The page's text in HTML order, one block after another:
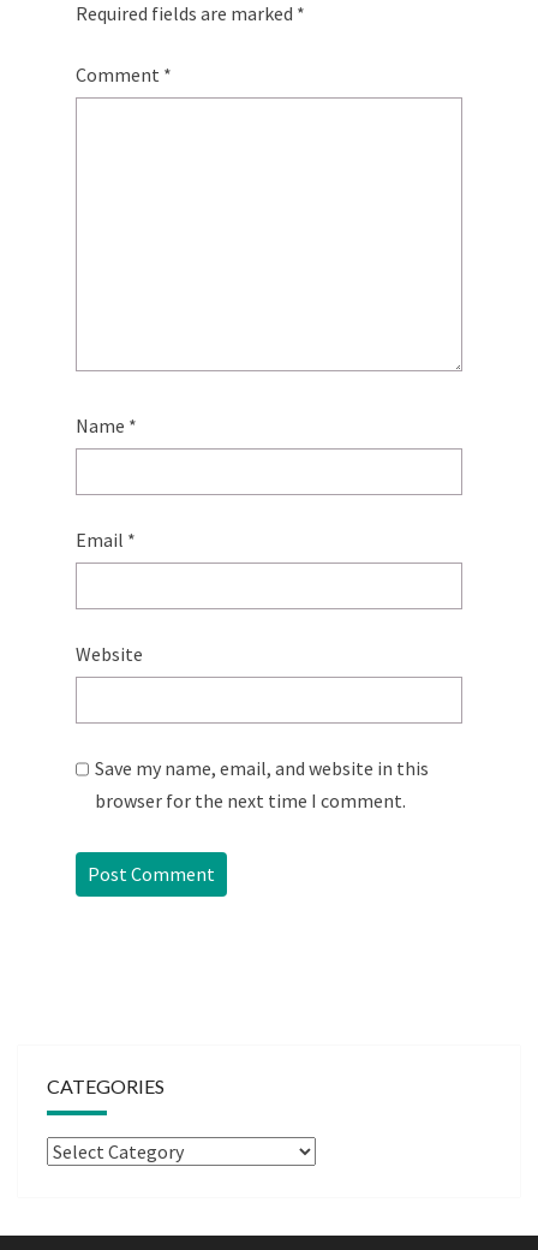
Required fields are marked *
Comment *
Name *
Email *
Website
Save my name, email, and website in this
browser for the next time I comment.
CATEGORIES
Categories